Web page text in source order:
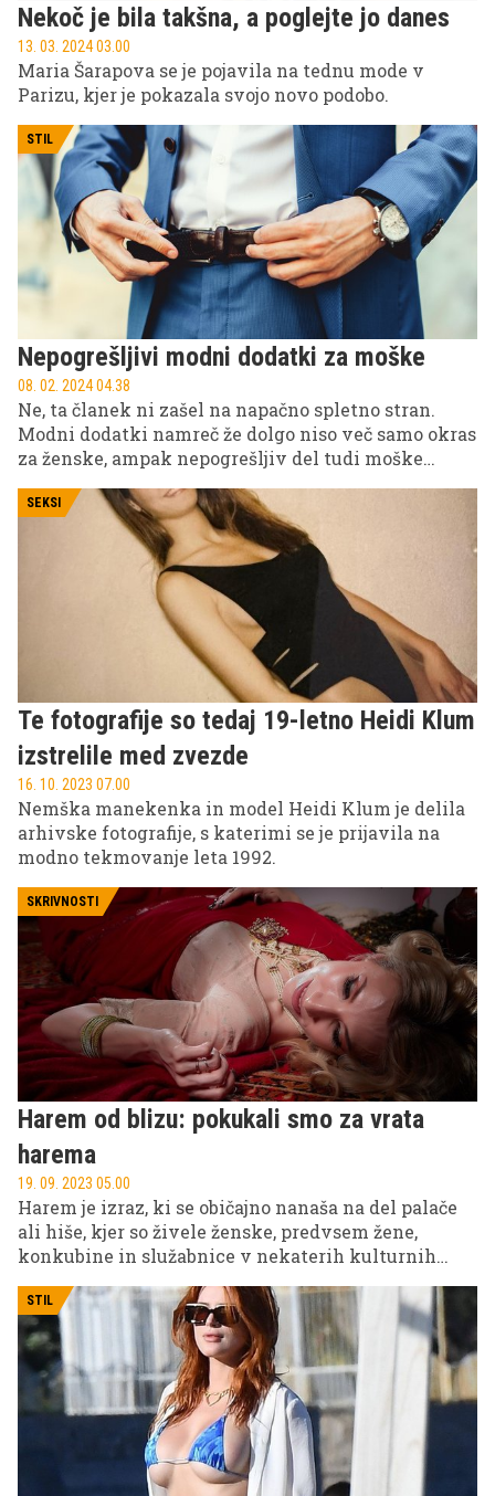
Nekoč je bila takšna, a poglejte jo danes
13. 03. 2024 03.00
Maria Šarapova se je pojavila na tednu mode v
Parizu, kjer je pokazala svojo novo podobo.
STIL
Nepogrešljivi modni dodatki za moške
08. 02. 2024 04.38
Ne, ta članek ni zašel na napačno spletno stran.
Modni dodatki namreč že dolgo niso več samo okras
za ženske, ampak nepogrešljiv del tudi moške
moške modne dodatke, kakšna je njihova
zgodovina in kateri kosi ne smejo manjkati v
moškem modnem arzenalu, izveste v nadaljevanju.
SEKSI
Te fotografije so tedaj 19-letno Heidi Klum
izstrelile med zvezde
16. 10. 2023 07.00
Nemška manekenka in model Heidi Klum je delila
arhivske fotografije, s katerimi se je prijavila na
modno tekmovanje leta 1992.
SKRIVNOSTI
Harem od blizu: pokukali smo za vrata
harema
19. 09. 2023 05.00
Harem je izraz, ki se običajno nanaša na del palače
ali hiše, kjer so živele ženske, predvsem žene,
konkubine in služabnice v nekaterih kulturnih
zgodovino in kulturami bližnjega vzhoda,
predvsem otomanskega imperija.
STIL